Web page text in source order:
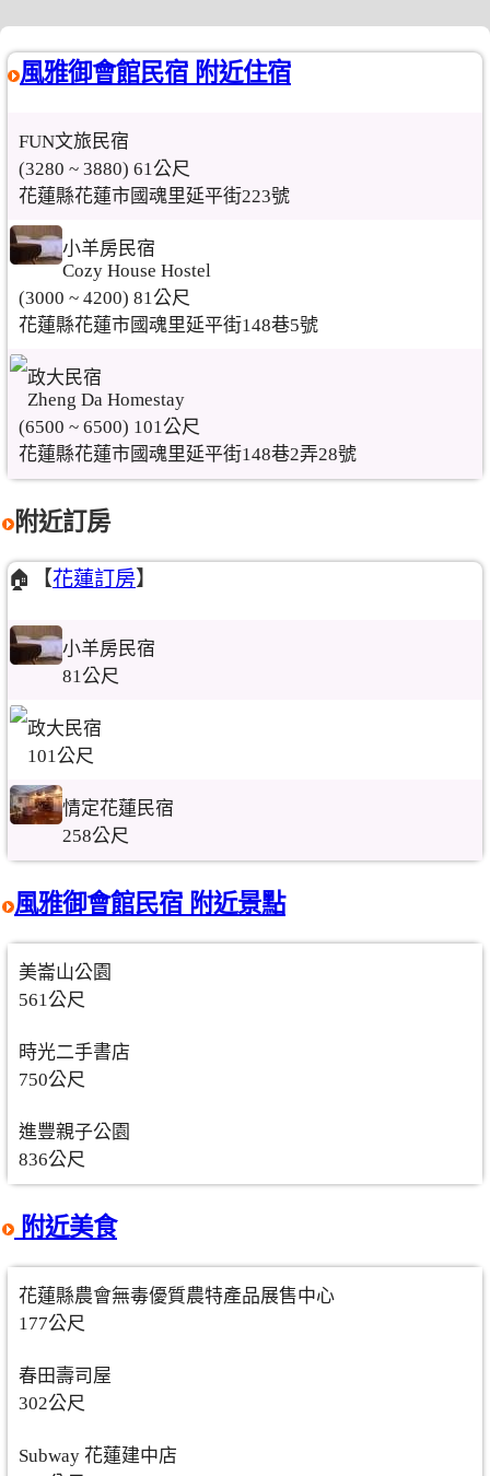
風雅御會館民宿 附近住宿
FUN文旅民宿
(3280 ~ 3880) 61公尺
花蓮縣花蓮市國魂里延平街223號
小羊房民宿
Cozy House Hostel
(3000 ~ 4200) 81公尺
花蓮縣花蓮市國魂里延平街148巷5號
政大民宿
Zheng Da Homestay
(6500 ~ 6500) 101公尺
花蓮縣花蓮市國魂里延平街148巷2弄28號
附近訂房
🏠【花蓮訂房】
小羊房民宿
81公尺
政大民宿
101公尺
情定花蓮民宿
258公尺
風雅御會館民宿 附近景點
美崙山公園
561公尺
時光二手書店
750公尺
進豐親子公園
836公尺
附近美食
花蓮縣農會無毒優質農特產品展售中心
177公尺
春田壽司屋
302公尺
Subway 花蓮建中店